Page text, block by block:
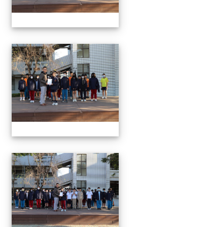
1150312 114上第3次段考
1150312 114上第3次段考